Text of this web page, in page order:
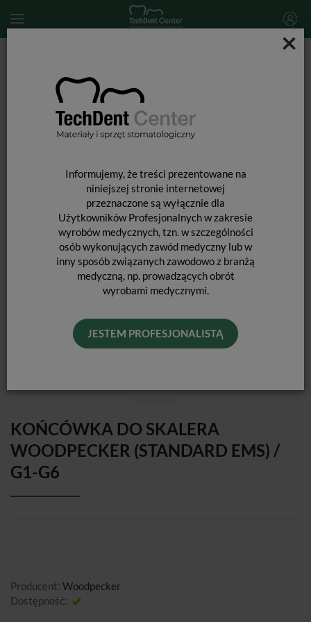
×
Informujemy, że treści prezentowane na
niniejszej stronie internetowej
przeznaczone są wyłącznie dla
Użytkowników Profesjonalnych w zakresie
wyrobów medycznych, tzn. w szczególności
osób wykonujących zawód medyczny lub w
inny sposób związanych zawodowo z branżą
medyczną, np. prowadzących obrót
wyrobami medycznymi.
JESTEM PROFESJONALISTĄ
Końcówka do skalera Woodpecker (standard EMS) / G1-G6
KOŃCÓWKA DO SKALERA
WOODPECKER (STANDARD EMS) /
G1-G6
Producent: Woodpecker
Dostępność: